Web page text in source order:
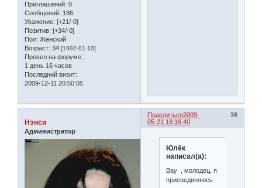
Приглашений: 0
Сообщений: 186
Уважение: [+21/-0]
Позитив: [+34/-0]
Пол: Женский
Возраст: 34 [1992-01-10]
Провел на форуме:
1 день 16 часов
Последний визит:
2009-12-11 20:50:05
Поделиться 38
2009-
05-21 18:16:40
Нэнси
Администратор
Юлёк
написал(а):
Вау , молодец, я
присоединяюсь